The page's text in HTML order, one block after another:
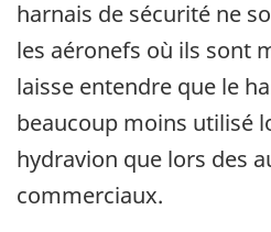
harnais de sécurité ne
les aéronefs où ils sont
laisse entendre que le
beaucoup moins utilisé
hydravion que lors des
commerciaux.